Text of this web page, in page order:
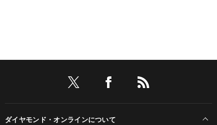
ダイヤモンド・オンラインについて